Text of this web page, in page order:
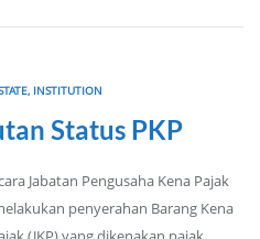
INSTITUTION
Status PKP
Jabatan Pengusaha Kena Pajak
penyerahan Barang Kena